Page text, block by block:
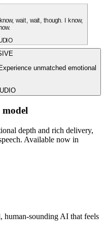
wait, wait, though. I know,
unmatched emotional
model
depth and rich delivery,
Available now in
human-sounding AI that feels